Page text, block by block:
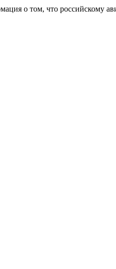
о том, что российскому